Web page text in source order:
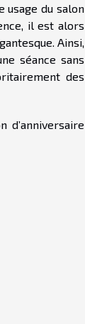
usage du salon
il est alors
Ainsi,
séance sans
des
d’anniversaire